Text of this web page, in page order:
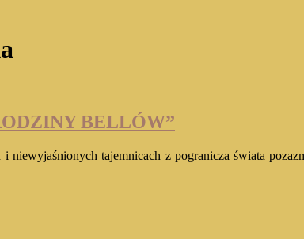
BELLÓW”
tajemnicach z pogranicza świata